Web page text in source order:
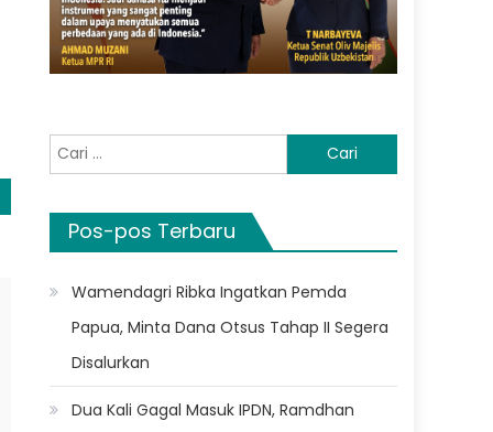
Cari
untuk:
Pos-pos Terbaru
Wamendagri Ribka Ingatkan Pemda
Papua, Minta Dana Otsus Tahap II Segera
Disalurkan
Dua Kali Gagal Masuk IPDN, Ramdhan